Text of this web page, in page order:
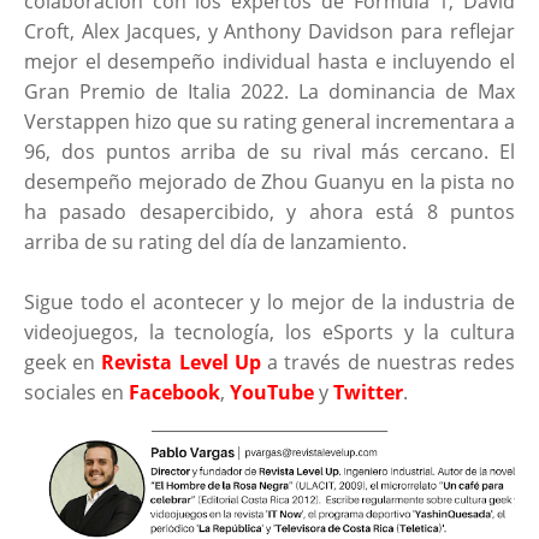
Croft, Alex Jacques, y Anthony Davidson para reflejar
mejor el desempeño individual hasta e incluyendo el
Gran Premio de Italia 2022. La dominancia de Max
Verstappen hizo que su rating general incrementara a
96, dos puntos arriba de su rival más cercano. El
desempeño mejorado de Zhou Guanyu en la pista no
ha pasado desapercibido, y ahora está 8 puntos
arriba de su rating del día de lanzamiento.
Sigue todo el acontecer y lo mejor de la industria de
videojuegos, la tecnología, los eSports y la cultura
geek en Revista Level Upa través de nuestras redes
sociales en Facebook, YouTubeyTwitter.